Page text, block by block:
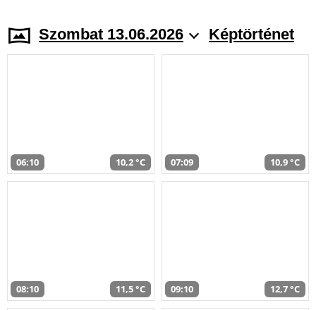
Szombat 13.06.2026 Képtörténet
06:10 10,2 °C 07:09 10,9 °C
08:10 11,5 °C 09:10 12,7 °C